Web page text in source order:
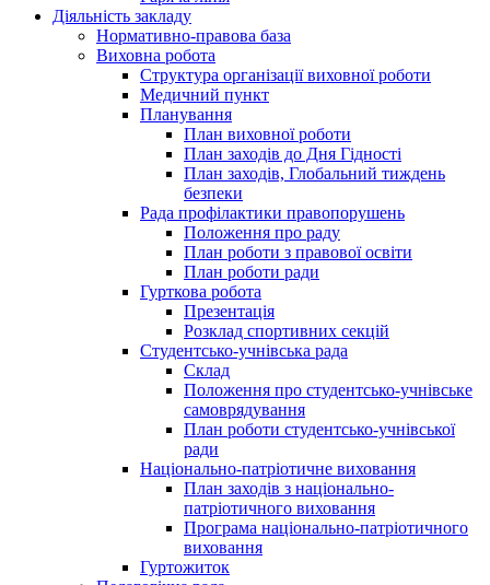
Діяльність закладу
Нормативно-правова база
Виховна робота
Структура організації виховної роботи
Медичний пункт
Планування
План виховної роботи
План заходів до Дня Гідності
План заходів, Глобальний тиждень
безпеки
Рада профілактики правопорушень
Положення про раду
План роботи з правової освіти
План роботи ради
Гурткова робота
Презентація
Розклад спортивних секцій
Студентсько-учнівська рада
Склад
Положення про студентсько-учнівське
самоврядування
План роботи студентсько-учнівської
ради
Національно-патріотичне виховання
План заходів з національно-
патріотичного виховання
Програма національно-патріотичного
виховання
Гуртожиток